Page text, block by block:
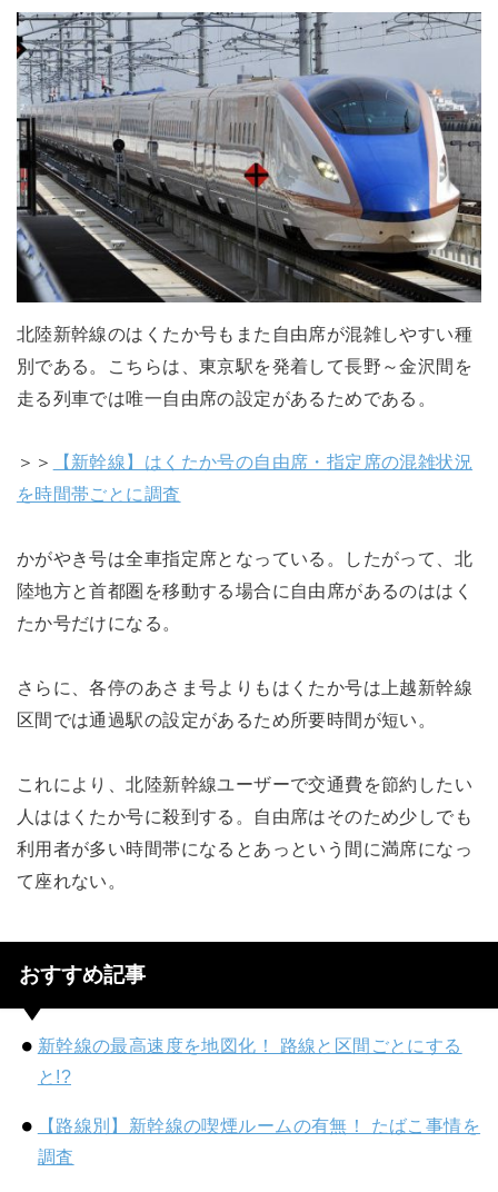
北陸新幹線のはくたか号もまた自由席が混雑しやすい種
別である。こちらは、東京駅を発着して長野～金沢間を
走る列車では唯一自由席の設定があるためである。
＞＞
【新幹線】はくたか号の自由席・指定席の混雑状況
を時間帯ごとに調査
かがやき号は全車指定席となっている。したがって、北
陸地方と首都圏を移動する場合に自由席があるのははく
たか号だけになる。
さらに、各停のあさま号よりもはくたか号は上越新幹線
区間では通過駅の設定があるため所要時間が短い。
これにより、北陸新幹線ユーザーで交通費を節約したい
人ははくたか号に殺到する。自由席はそのため少しでも
利用者が多い時間帯になるとあっという間に満席になっ
て座れない。
おすすめ記事
新幹線の最高速度を地図化！ 路線と区間ごとにする
と!?
【路線別】新幹線の喫煙ルームの有無！ たばこ事情を
調査